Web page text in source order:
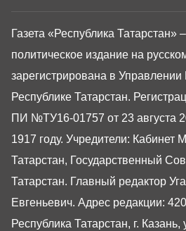
Газета «Республика Татарстан»
политическое издание на
зарегистрирована в
Республике Татарстан.
ПИ №ТУ16-01757 от 23 августа
1917 году. Учредители: Кабинет
Татарстан, Государственный
Татарстан. Главный редактор
Евгеньевич. Адрес редакции:
Республика Татарстан, г.